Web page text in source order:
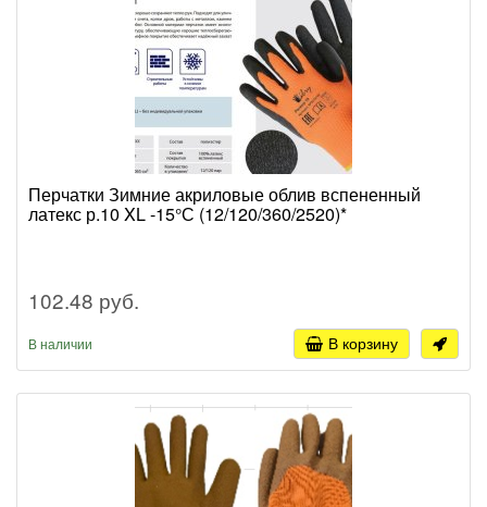
Перчатки Зимние акриловые облив вспененный
латекс р.10 XL -15°С (12/120/360/2520)*
102.48 руб.
В наличии В корзину